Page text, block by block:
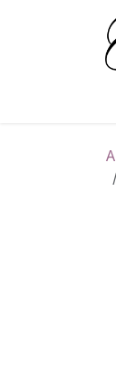
Zum Inhalt